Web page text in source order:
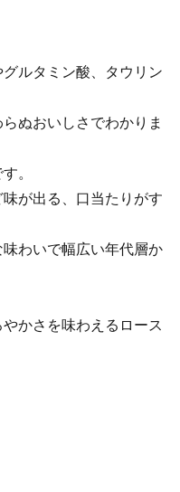
ルタミン酸、タウリン
ぬおいしさでわかりま
。
が出る、口当たりがす
わいで幅広い年代層か
かさを味わえるロース